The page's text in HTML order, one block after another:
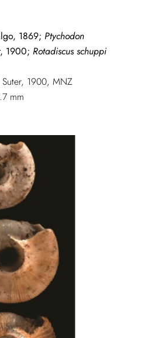
1869; Ptychodon
1900; Rotadiscus schuppi
1900, MNZ
mm